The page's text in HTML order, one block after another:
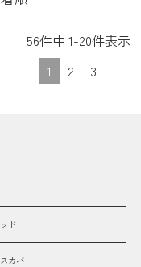
56件中 1-20件表示
1
2 3
ド
カバー